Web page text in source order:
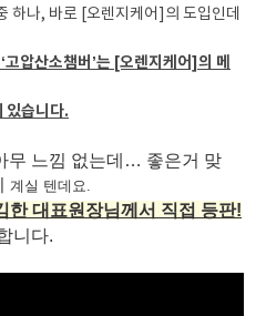
하나, 바로 [오렌지케어]의 도입인데
압산소챔버’는 [오렌지케어]의 메
있습니다.
무 느낌 없는데… 좋은거 맞
계실 텐데요.
한 대표원장님께서 직접 등판!
니다.